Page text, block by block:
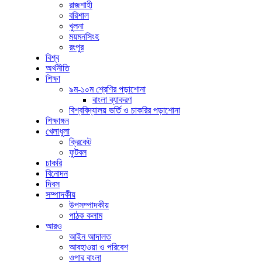
রাজশাহী
বরিশাল
খুলনা
ময়মনসিংহ
রংপুর
বিশ্ব
অর্থনীতি
শিক্ষা
৯ম-১০ম শ্রেণির পড়াশোনা
বাংলা ব্যাকরণ
বিশ্ববিদ্যালয় ভর্তি ও চাকরির পড়াশোনা
শিক্ষাঙ্গন
খেলাধুলা
ক্রিকেট
ফুটবল
চাকরি
বিনোদন
দিবস
সম্পাদকীয়
উপসম্পাদকীয়
পাঠক কলাম
আরও
আইন আদালত
আবহাওয়া ও পরিবেশ
ওপার বাংলা